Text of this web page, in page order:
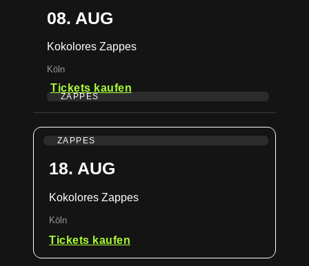
08. AUG
Kokolores Zappes
Köln
Tickets kaufen
ZAPPES
ZAPPES
18. AUG
Kokolores Zappes
Köln
Tickets kaufen